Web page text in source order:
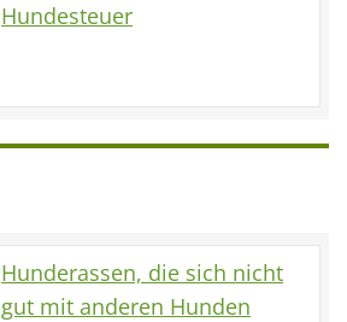
Hundesteuer
Hunderassen, die sich nicht
gut mit anderen Hunden